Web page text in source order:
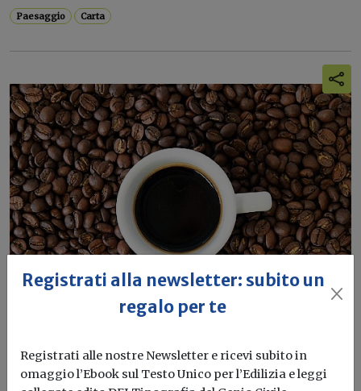
Paesaggio Carta
Lo scarto industriale del caffè
riutilizzato per la produzione di carta e
Registrati alla newsletter: subito un
regalo per te
Registrati alle nostre Newsletter e ricevi subito in
omaggio l’Ebook sul Testo Unico per l’Edilizia e leggi